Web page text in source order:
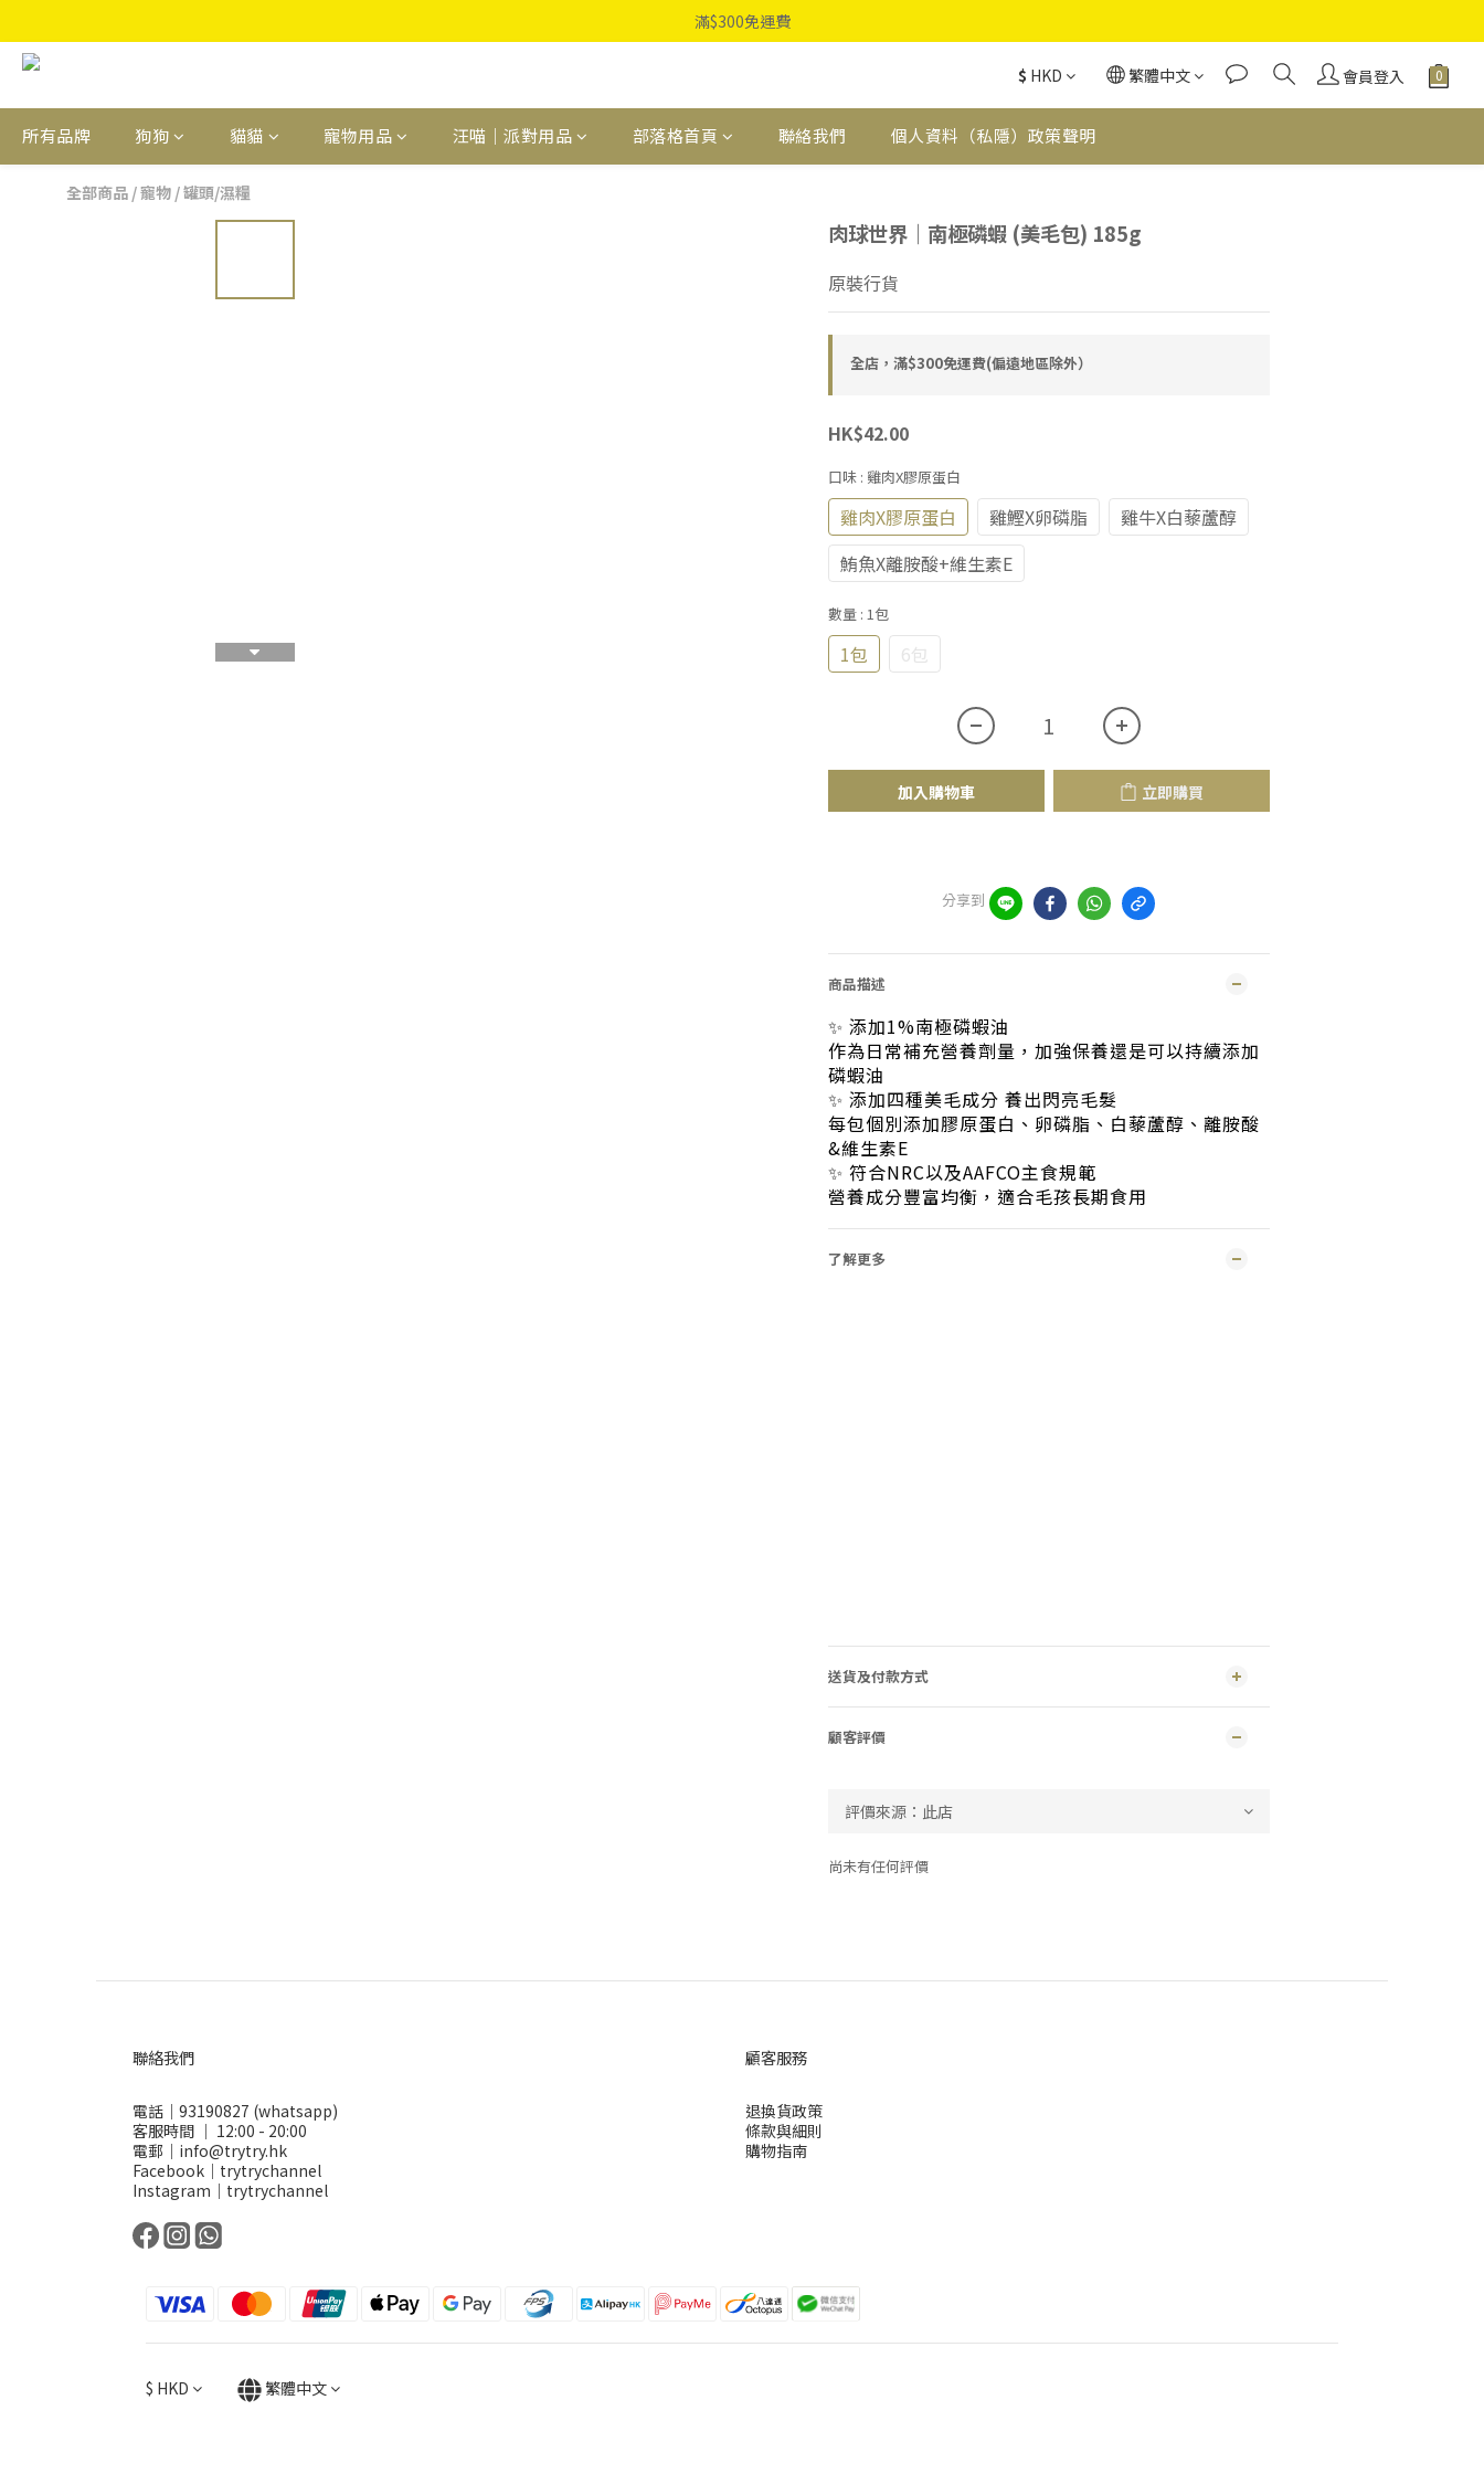
滿$300免運費
$ HKD 繁體中文 會員登入
所有品牌 狗狗 貓貓 寵物用品 汪喵｜派對用品 部落格首頁 聯絡我們 個人資料（私隱）政策聲明
全部商品 /寵物 /罐頭/濕糧
肉球世界｜南極磷蝦 (美毛包) 185g
原裝行貨
全店，滿$300免運費(偏遠地區除外）
HK$42.00
口味 : 雞肉X膠原蛋白
雞肉X膠原蛋白 雞鰹X卵磷脂
雞牛X白藜蘆醇
鮪魚X離胺酸+維生素E
數量 : 1包
1包 6包
加入購物車 立即購買
分享到
商品描述
✨ 添加1%南極磷蝦油
作為日常補充營養劑量，加強保養還是可以持續添加
磷蝦油
✨ 添加四種美毛成分 養出閃亮毛髮
每包個別添加膠原蛋白、卵磷脂、白藜蘆醇、離胺酸
&維生素E
✨ 符合NRC以及AAFCO主食規範
營養成分豐富均衡，適合毛孩長期食用
了解更多
送貨及付款方式
顧客評價
尚未有任何評價
聯絡我們
電話｜93190827 (whatsapp)
客服時間 ｜ 12:00 - 20:00
電郵｜info@trytry.hk
Facebook｜trytrychannel
Instagram｜trytrychannel
顧客服務
退換貨政策
條款與細則
購物指南
$ HKD 繁體中文